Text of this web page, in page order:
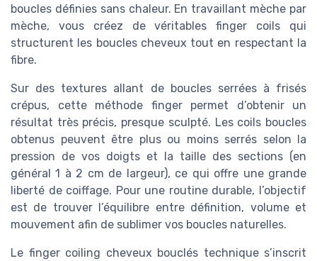
boucles définies sans chaleur. En travaillant mèche par
mèche, vous créez de véritables finger coils qui
structurent les boucles cheveux tout en respectant la
fibre.
Sur des textures allant de boucles serrées à frisés
crépus, cette méthode finger permet d’obtenir un
résultat très précis, presque sculpté. Les coils boucles
obtenus peuvent être plus ou moins serrés selon la
pression de vos doigts et la taille des sections (en
général 1 à 2 cm de largeur), ce qui offre une grande
liberté de coiffage. Pour une routine durable, l’objectif
est de trouver l’équilibre entre définition, volume et
mouvement afin de sublimer vos boucles naturelles.
Le finger coiling cheveux bouclés technique s’inscrit